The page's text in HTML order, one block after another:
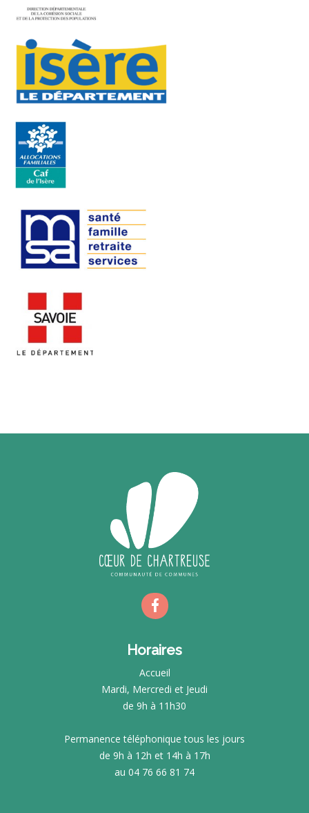
Horaires
Accueil
Mardi, Mercredi et Jeudi
de 9h à 11h30
Permanence téléphonique tous les jours
de 9h à 12h et 14h à 17h
au 04 76 66 81 74